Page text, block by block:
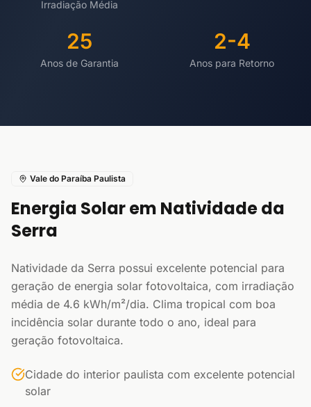
Irradiação Média
25
Anos de Garantia
2-4
Anos para Retorno
Vale do Paraíba Paulista
Energia Solar em Natividade da
Serra
Natividade da Serra possui excelente potencial para
geração de energia solar fotovoltaica, com irradiação
média de 4.6 kWh/m²/dia. Clima tropical com boa
incidência solar durante todo o ano, ideal para
geração fotovoltaica.
Cidade do interior paulista com excelente potencial
solar